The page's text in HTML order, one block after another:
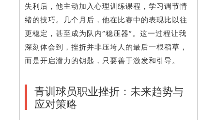
失利后，他主动加入心理训练课程，学习调节情
绪的技巧。几个月后，他在比赛中的表现比以往
更稳定，甚至成为队内“稳压器”。这一过程让我
深刻体会到，挫折并非压垮人的最后一根稻草，
而是开启潜力的钥匙，只要善于激发和引导。
青训球员职业挫折：未来趋势与
应对策略